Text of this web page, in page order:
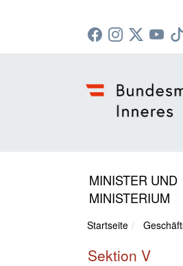
MINISTER UND
MINISTERIUM
Startseite
Sektion V